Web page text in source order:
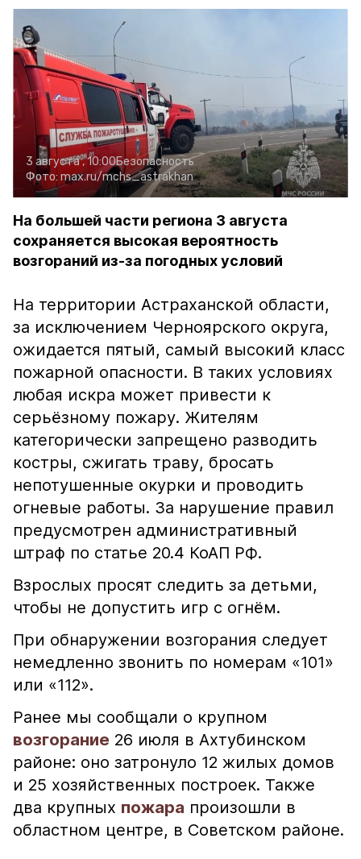
3 августа , 10:00Безопасность
Фото: max.ru/mchs_astrakhan
На большей части региона 3 августа
сохраняется высокая вероятность
возгораний из-за погодных условий
На территории Астраханской области,
за исключением Черноярского округа,
ожидается пятый, самый высокий класс
пожарной опасности. В таких условиях
любая искра может привести к
серьёзному пожару. Жителям
категорически запрещено разводить
костры, сжигать траву, бросать
непотушенные окурки и проводить
огневые работы. За нарушение правил
предусмотрен административный
штраф по статье 20.4 КоАП РФ.
Взрослых просят следить за детьми,
чтобы не допустить игр с огнём.
При обнаружении возгорания следует
немедленно звонить по номерам «101»
или «112».
Ранее мы сообщали о крупном
возгорание 26 июля в Ахтубинском
районе: оно затронуло 12 жилых домов
и 25 хозяйственных построек. Также
два крупных пожара произошли в
областном центре, в Советском районе.